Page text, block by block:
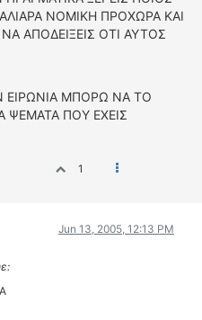
ΝΟΜΙΚΗ ΠΡΟΧΩΡΑ ΚΑΙ
ΑΠΟΔΕΙΞΕΙΣ ΟΤΙ ΑΥΤΟΣ
ΕΙΡΩΝΙΑ ΜΠΟΡΩ ΝΑ ΤΟ
ΨΕΜΑΤΑ ΠΟΥ ΕΧΕΙΣ
1
Jun 13, 2005, 12:13 PM